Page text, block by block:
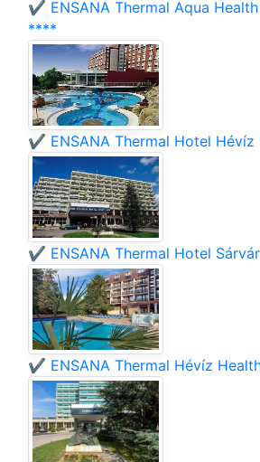
✔️ ENSANA Thermal Aqua
****
✔️ ENSANA Thermal Hotel
✔️ ENSANA Thermal Hotel
✔️ ENSANA Thermal Hévíz